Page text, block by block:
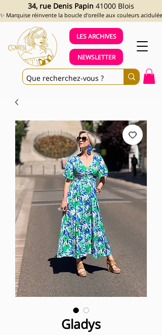
LES ARCHIVES
NEWSLETTER
34, rue Denis Papin 41000 Blois
✨ Marquise réinvente la boucle d'oreille aux couleurs
Gladys